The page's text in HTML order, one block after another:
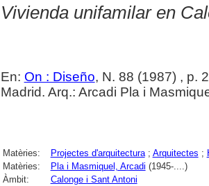
Vivienda unifamilar en
En: On : Diseño, N. 88 (1987) , p.
Madrid. Arq.: Arcadi Pla i
Matèries: Projectes d'arquitectura; Arquitectes ;
Matèries:
Pla i Masmiquel, Arcadi (1945-....)
Àmbit:
Calonge i Sant Antoni